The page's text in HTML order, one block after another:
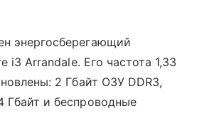
энергосберегающий
i3 Arrandale. Его частота 1,33
2 Гбайт ОЗУ DDR3,
Гбайт и беспроводные